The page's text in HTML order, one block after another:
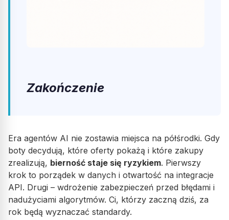
Zakończenie
Era agentów AI nie zostawia miejsca na półśrodki. Gdy
boty decydują, które oferty pokażą i które zakupy
zrealizują, bierność staje się ryzykiem. Pierwszy
krok to porządek w danych i otwartość na integracje
API. Drugi – wdrożenie zabezpieczeń przed błędami i
nadużyciami algorytmów. Ci, którzy zaczną dziś, za
rok będą wyznaczać standardy.